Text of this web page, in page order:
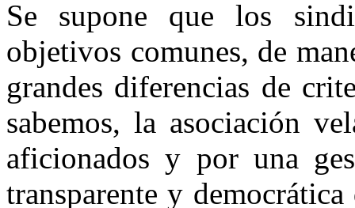
Se supone que los
objetivos comunes, de
grandes diferencias de
sabemos, la asociación
aficionados y por una
transparente y